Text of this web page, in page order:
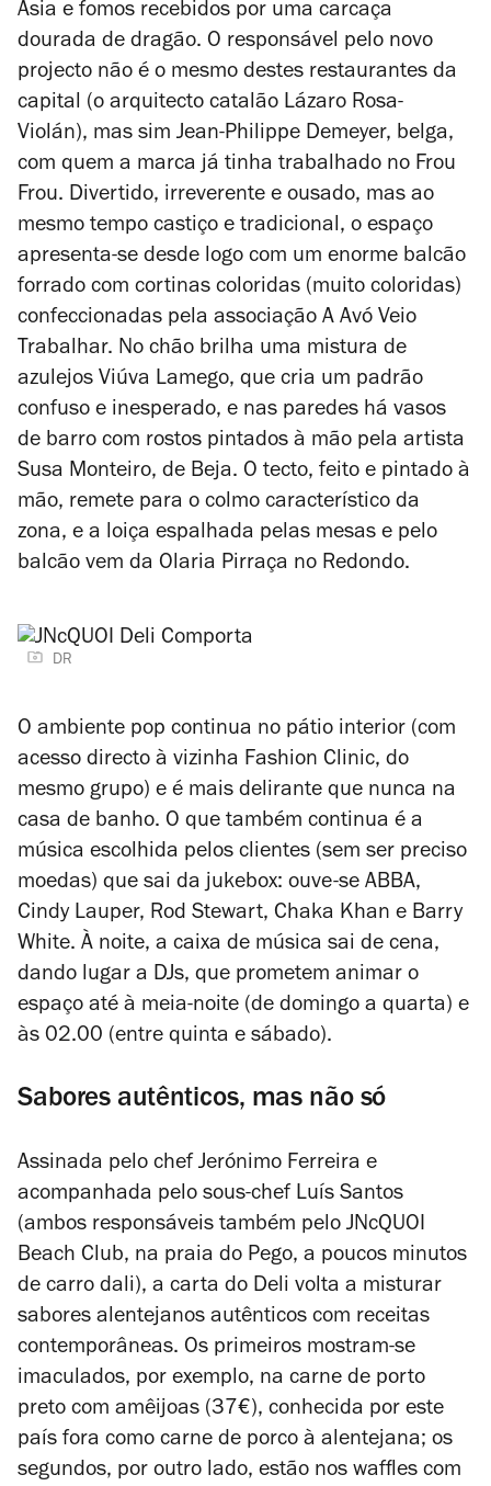
Ásia e fomos recebidos por uma carcaça
dourada de dragão. O responsável pelo novo
projecto não é o mesmo destes restaurantes da
capital (o arquitecto catalão Lázaro Rosa-
Violán), mas sim Jean-Philippe Demeyer, belga,
com quem a marca já tinha trabalhado no Frou
Frou. Divertido, irreverente e ousado, mas ao
mesmo tempo castiço e tradicional, o espaço
apresenta-se desde logo com um enorme balcão
forrado com cortinas coloridas (muito coloridas)
confeccionadas pela associação A Avó Veio
Trabalhar. No chão brilha uma mistura de
azulejos Viúva Lamego, que cria um padrão
confuso e inesperado, e nas paredes há vasos
de barro com rostos pintados à mão pela artista
Susa Monteiro, de Beja. O tecto, feito e pintado à
mão, remete para o colmo característico da
zona, e a loiça espalhada pelas mesas e pelo
balcão vem da Olaria Pirraça no Redondo.
DR
O ambiente pop continua no pátio interior (com
acesso directo à vizinha Fashion Clinic, do
mesmo grupo) e é mais delirante que nunca na
casa de banho. O que também continua é a
música escolhida pelos clientes (sem ser preciso
moedas) que sai da jukebox: ouve-se ABBA,
Cindy Lauper, Rod Stewart, Chaka Khan e Barry
White. À noite, a caixa de música sai de cena,
dando lugar a DJs, que prometem animar o
espaço até à meia-noite (de domingo a quarta) e
às 02.00 (entre quinta e sábado).
Sabores autênticos, mas não só
Assinada pelo chef Jerónimo Ferreira e
acompanhada pelo sous-chef Luís Santos
(ambos responsáveis também pelo JNcQUOI
Beach Club, na praia do Pego, a poucos minutos
de carro dali), a carta do Deli volta a misturar
sabores alentejanos autênticos com receitas
contemporâneas. Os primeiros mostram-se
imaculados, por exemplo, na carne de porto
preto com amêijoas (37€), conhecida por este
país fora como carne de porco à alentejana; os
segundos, por outro lado, estão nos waffles com